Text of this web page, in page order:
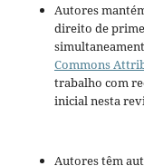
Autores
direito de
Commons
trabalho com
inicial nesta
Autores têm